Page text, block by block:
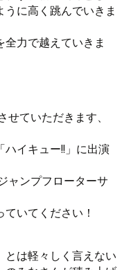
に高く跳んでいきま
力で越えていきま
ていただきます、
イキュー!!」に出演
ャンプフローターサ
いてください！
とは軽々しく言えない